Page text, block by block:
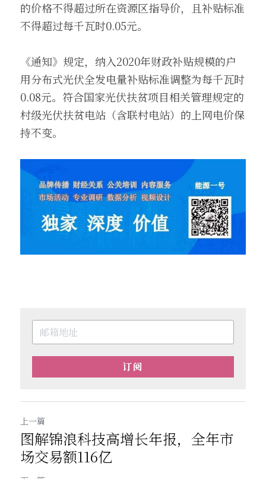
的价格不得超过所在资源区指导价，且补贴标准
不得超过每千瓦时0.05元。
《通知》规定，纳入2020年财政补贴规模的户
用分布式光伏全发电量补贴标准调整为每千瓦时
0.08元。符合国家光伏扶贫项目相关管理规定的
村级光伏扶贫电站（含联村电站）的上网电价保
持不变。
订阅
上一篇
图解锦浪科技高增长年报，全年市
场交易额116亿